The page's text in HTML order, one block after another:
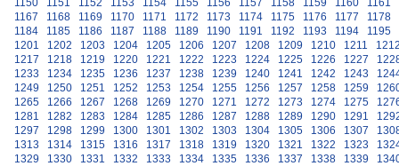
1150 1151 1152 1153 1154 1155 1156 1157 1158 1159 1160
1161
1167
1168 1169 1170 1171 1172 1173 1174 1175 1176 1177
1178
1184
1185 1186 1187 1188 1189 1190 1191 1192 1193 1194
1195
1201
1202 1203 1204 1205 1206 1207 1208 1209 1210 1211
1217
1218 1219 1220 1221 1222 1223 1224 1225 1226 1227
1233
1234 1235 1236 1237 1238 1239 1240 1241 1242 1243
1249
1250 1251 1252 1253 1254 1255 1256 1257 1258 1259
1265
1266 1267 1268 1269 1270 1271 1272 1273 1274 1275
1281
1282 1283 1284 1285 1286 1287 1288 1289 1290 1291
1297
1298 1299 1300 1301 1302 1303 1304 1305 1306 1307
1313
1314 1315 1316 1317 1318 1319 1320 1321 1322 1323
1329
1330 1331 1332 1333 1334 1335 1336 1337 1338 1339